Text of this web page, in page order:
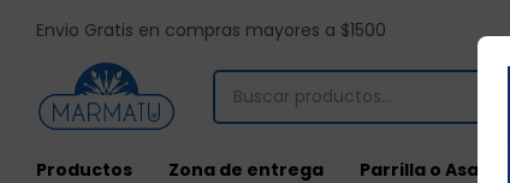
Productos Zona de entrega Parrilla o Asado
Envio Gratis en compras mayores a $1500